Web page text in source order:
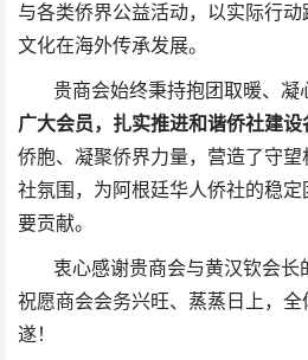
与各类侨界公益活动，以实际行
文化在海外传承发展。
贵商会始终秉持抱团取暖、凝
广大会员，扎实推进和谐侨社建设
侨胞、凝聚侨界力量，营造了守
社氛围，为阿根廷华人侨社的稳
要贡献。
衷心感谢贵商会与黄汉钦会长
祝愿商会会务兴旺、蒸蒸日上，
遂！